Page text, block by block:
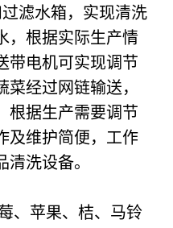
滤水箱，实现清洗
，根据实际生产情
带电机可实现调节
经过网链输送，
根据生产需要调节
及维护简便，工作
洗设备。
、苹果、桔、马铃